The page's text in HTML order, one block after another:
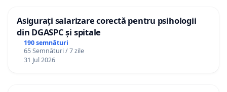
Asigurați salarizare corectă pentru psihologii
din DGASPC și spitale
190 semnături
65 Semnături / 7 zile
31 Jul 2026